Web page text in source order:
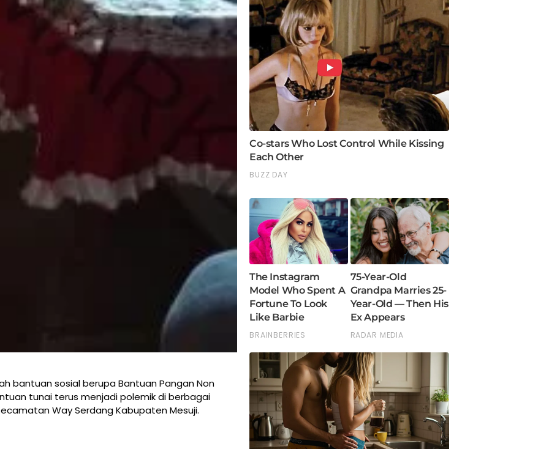
bantuan sosial berupa Bantuan Pangan Non
tunai terus menjadi polemik di berbagai
Way Serdang Kabupaten Mesuji.